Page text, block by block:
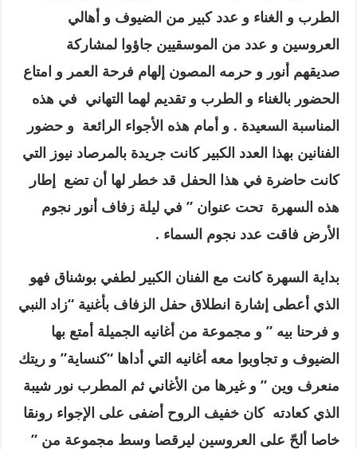
الطرب و الغناء و عدد كبير من الضيوف و أهالي
العروسين و عدد من الموسقيين جاؤوا لمشاركة
صديقهم أنور و حرمه المصون إلهام فرحة العمر و امتاع
الحضور بالغناء و الطرب و تقديم لهما التهاني في هذه
المناسبة السعيدة . و أمام هذه الأجواء الرائعة و حضور
الفنانين بهذا العدد الكبير كانت جريدة بالمرصاد نيوز التي
كانت حاضرة في هذا الحفل قد خطر لها أن تضع إطار
هذه السهرة تحت عنوان ” في ليلة زفاف أنور نجوم
الأرض فاقت عدد نجوم السماء .
بداية السهرة كانت مع الفنان الكبير لطفي بوشناق فهو
الذي أعطى إشارة انطلاق حفل الزفاف بأغنية “زاد النبي
و فرحنا بيه ” و مجموعة من أغانيه الجميلة أمتع بها
الضيوف و تجاوبوا معه أغانيه التي أداها “كنساية” و ريتك
منعرف وين ” و غيرها من الأغاني ثم المطرب نور شيبة
الذي كعادته كان خفيف الروح أضفى على الإجواء رونقا
خاصا ألحّ على العروسين ليرقصا وسط مجموعة من ”